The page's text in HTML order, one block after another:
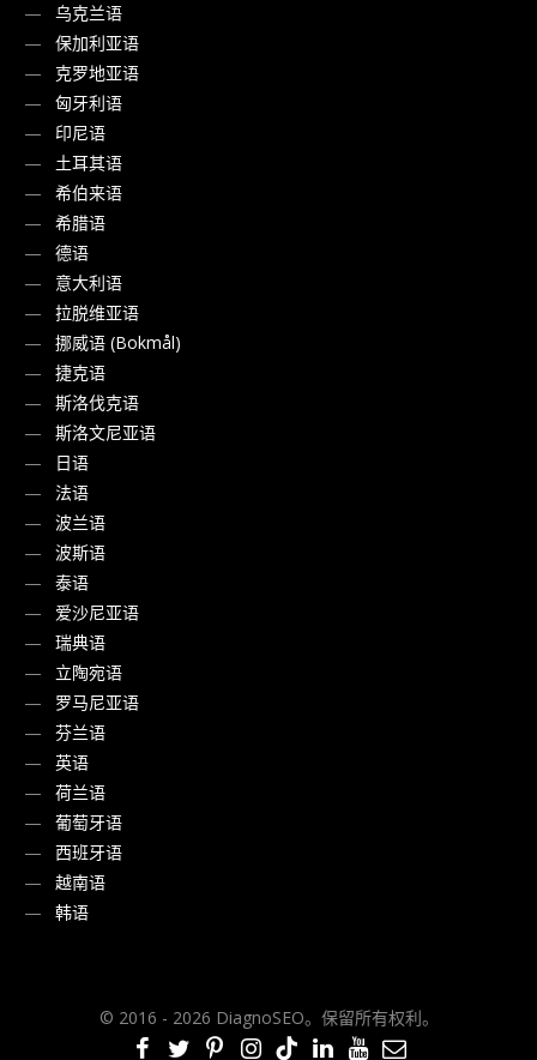
乌克兰语
保加利亚语
克罗地亚语
匈牙利语
印尼语
土耳其语
希伯来语
希腊语
德语
意大利语
拉脱维亚语
挪威语 (Bokmål)
捷克语
斯洛伐克语
斯洛文尼亚语
日语
法语
波兰语
波斯语
泰语
爱沙尼亚语
瑞典语
立陶宛语
罗马尼亚语
芬兰语
英语
荷兰语
葡萄牙语
西班牙语
越南语
韩语
© 2016 - 2026 DiagnoSEO。保留所有权利。